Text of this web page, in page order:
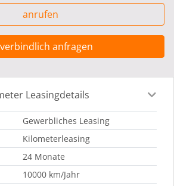
anrufen
anfragen
Fahrzeugdetails Ausstattung
Leasingdetails
Gewerbliches Leasing
Kilometerleasing
24 Monate
10000 km/Jahr